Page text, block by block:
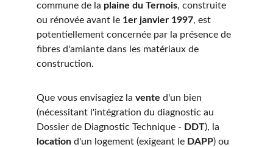
commune de la plaine du Ternois, construite
ou rénovée avant le 1er janvier 1997, est
potentiellement concernée par la présence de
fibres d'amiante dans les matériaux de
construction.
Que vous envisagiez la vente d'un bien
(nécessitant l'intégration du diagnostic au
Dossier de Diagnostic Technique - DDT), la
location d'un logement (exigeant le DAPP) ou